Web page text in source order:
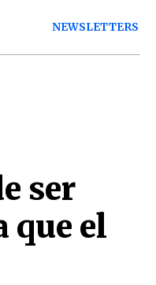
NEWSLETTERS
ser
que el